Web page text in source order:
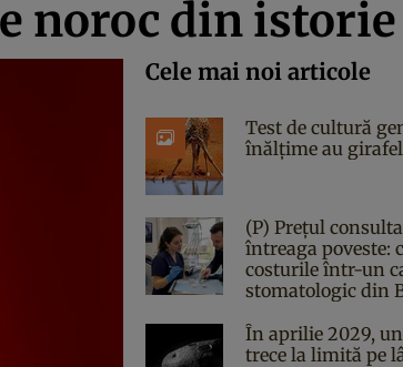
noroc din istorie
Cele mai noi articole
Test de cultură
înălțime au
(P) Prețul
întreaga poveste:
costurile într-un
stomatologic din
În aprilie 2029,
trece la limită pe